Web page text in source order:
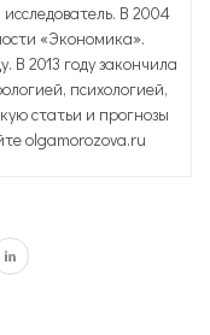
В 2004
«Экономика».
В 2013 году закончила
психологией,
статьи и прогнозы
olgamorozova.ru